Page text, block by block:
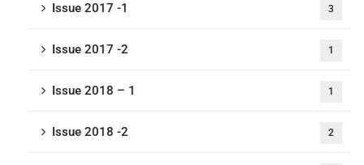
Issue 2017 -1 3
Issue 2017 -2 1
Issue 2018 – 1 1
Issue 2018 -2 2